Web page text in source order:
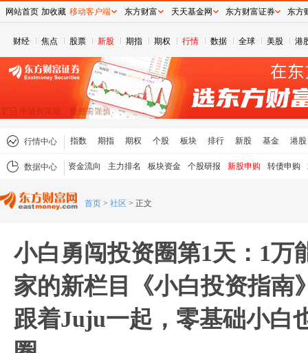
财经 焦点 股票 新股 期指 期权 行情 数据 全球 美股 港
行情中心 指数 期指 期权 个股 板块 排行 新股 基金 港股
数据中心 资金流向 主力排名 板块资金 个股研报 新股申购 转债申购
首页 > 社区 > 正文
小白勇闯投资圈第1天：1万
家的新栏目《小白投资指南
跟着Juju一起，零基础小白
网站首页 加收藏 移动客户端 东方财富 天天基金网 东方财富证券 东方